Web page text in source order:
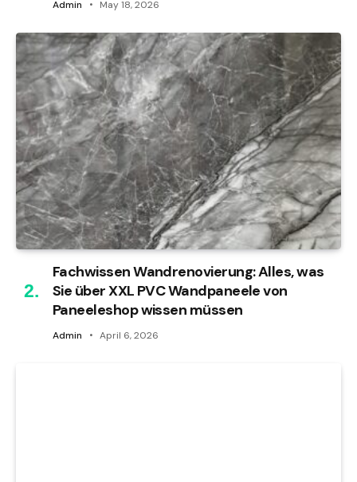
Admin May 18, 2026
Fachwissen Wandrenovierung: Alles, was
Sie über XXL PVC Wandpaneele von
Paneeleshop wissen müssen
Admin April 6, 2026